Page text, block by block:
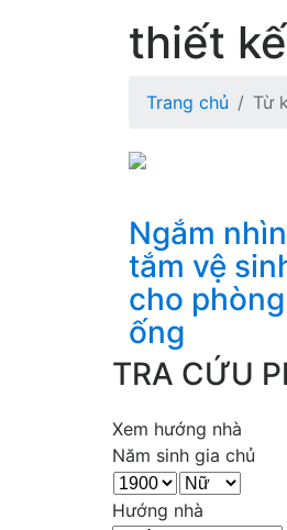
thiết
Trang chủ Từ
Ngắm
tắm vệ
cho
ống
TRA CỨU
Xem hướng nhà
Năm sinh gia chủ
Hướng nhà